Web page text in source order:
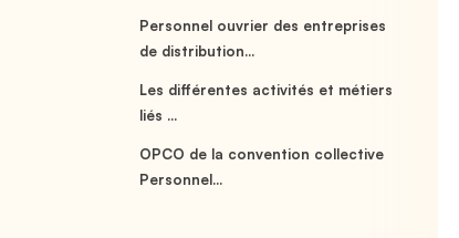
Personnel ouvrier des entreprises
de distribution...
Les différentes activités et métiers
liés ...
OPCO de la convention collective
Personnel...